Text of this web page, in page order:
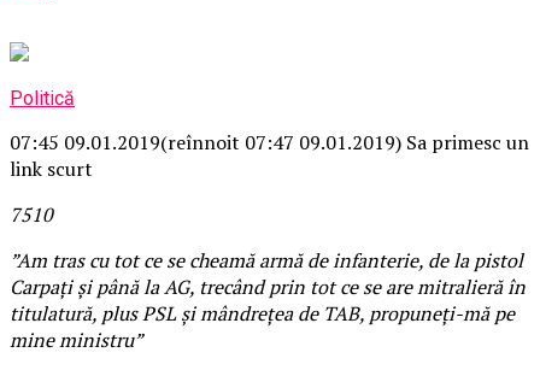
Politică
07:45 09.01.2019(reînnoit 07:47 09.01.2019) Sa primesc un
link scurt
7510
”Am tras cu tot ce se cheamă armă de infanterie, de la pistol
Carpați și până la AG, trecând prin tot ce se are mitralieră în
titulatură, plus PSL și mândrețea de TAB, propuneți-mă pe
mine ministru”